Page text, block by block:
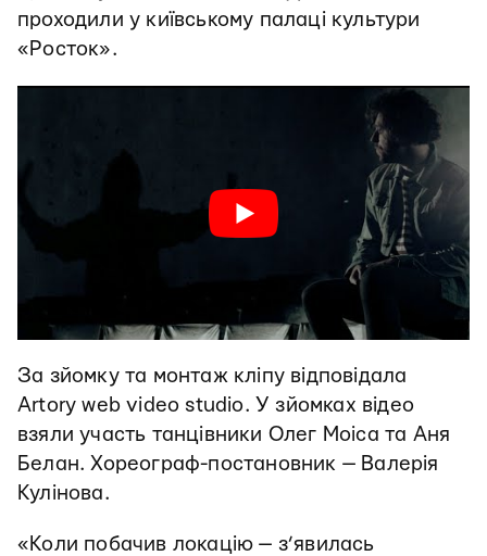
проходили у київському палаці культури
«Росток».
За зйомку та монтаж кліпу відповідала
Artory web video studio. У зйомках відео
взяли участь танцівники Олег Моіса та Аня
Белан. Хореограф-постановник — Валерія
Кулінова.
«Коли побачив локацію — з’явилась